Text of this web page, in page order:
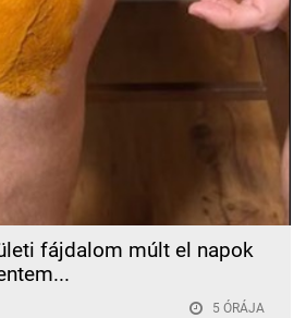
fájdalom múlt el napok
5 ÓRÁJA